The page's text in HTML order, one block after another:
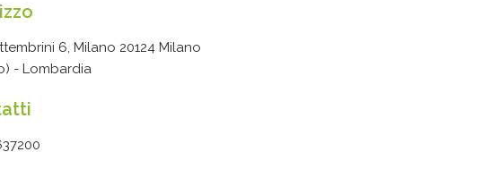
6, Milano 20124 Milano
- Lombardia